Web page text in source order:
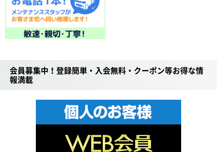
会員募集中！登録簡単・入会無料・クーポン等お得な情
報満載